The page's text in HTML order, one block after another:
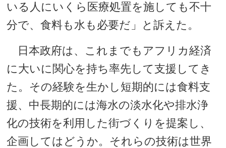
いる人にいくら医療処置を施しても不十
分で、食料も水も必要だ」と訴えた。
日本政府は、これまでもアフリカ経済
に大いに関心を持ち率先して支援してき
た。その経験を生かし短期的には食料支
援、中長期的には海水の淡水化や排水浄
化の技術を利用した街づくりを提案し、
企画してはどうか。それらの技術は世界